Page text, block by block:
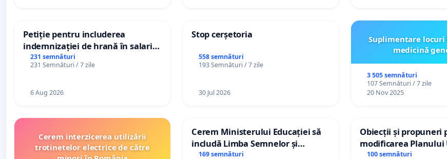
Petiție pentru includerea
indemnizației de hrană în salariul
de bază și protejarea gradațiilor
de vechime pentru asistenții
231 semnături
231 Semnături / 7 zile
6 Aug 2026
Stop cerșetoria
558 semnături
193 Semnături / 7 zile
30 Jul 2026
Suplimentare
medicină
3 505 semnături
107 Semnături / 7 zile
20 Nov 2025
Cerem interzicerea utilizării
trotinetelor electrice de către
Cerem Ministerului Educației să
includă Limba Semnelor și
alfabetul Braille în școlile din
169 semnături
Obiecții și propuneri
modificarea Planului
General al orașului
100 semnături